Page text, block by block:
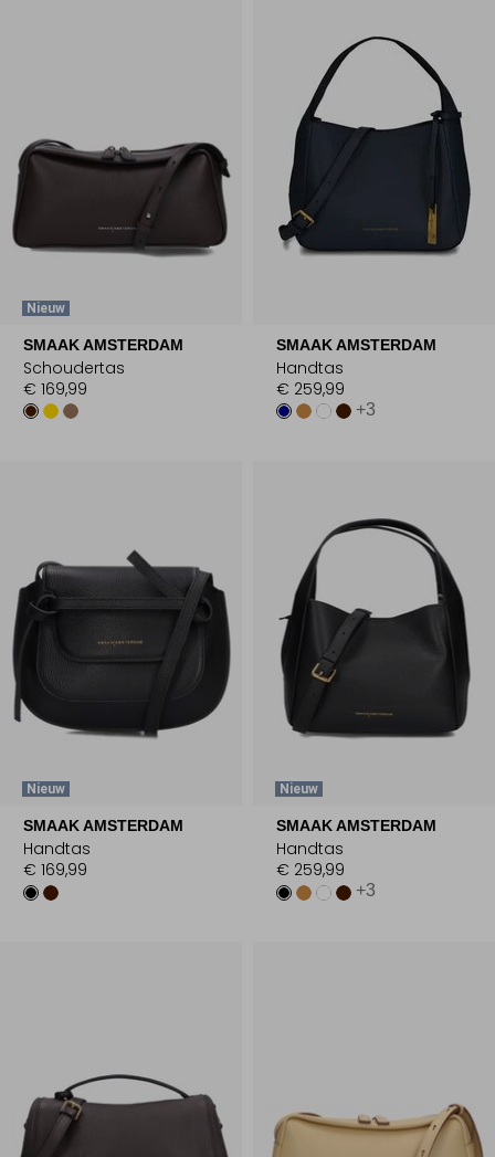
Nieuw
SMAAK AMSTERDAM
Schoudertas
€ 169,99
SMAAK AMSTERDAM
Handtas
€ 259,99
+3
Nieuw
SMAAK AMSTERDAM
Handtas
€ 169,99
Nieuw
SMAAK AMSTERDAM
Handtas
€ 259,99
+3